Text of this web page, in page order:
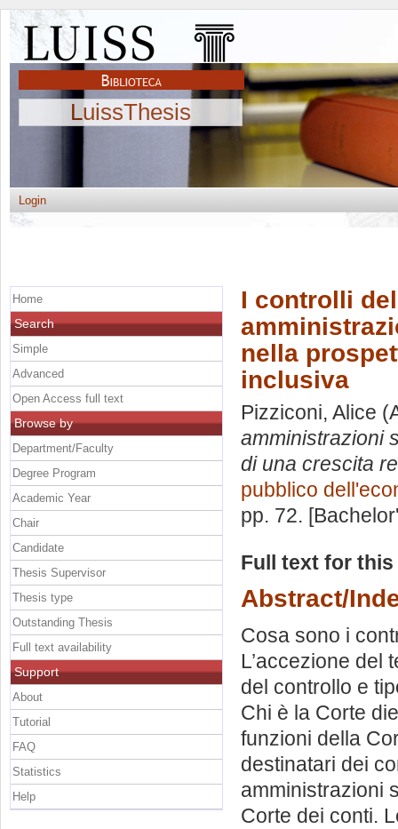
LuissThesis
Login
I controlli
nella
inclusiva
Pizziconi, Alice
amministrazioni
di una crescita
pubblico
pp. 72.
Full text for
Abstract/
Cosa sono i
L’accezione del
del controllo e
Chi è la Corte
funzioni della
destinatari dei
amministrazioni
Corte dei conti.
Home
Search
Simple
Advanced
Open Access full text
Browse by
Department/Faculty
Degree Program
Academic Year
Chair
Candidate
Thesis Supervisor
Thesis type
Outstanding Thesis
Full text availability
Support
About
Tutorial
FAQ
Statistics
Help